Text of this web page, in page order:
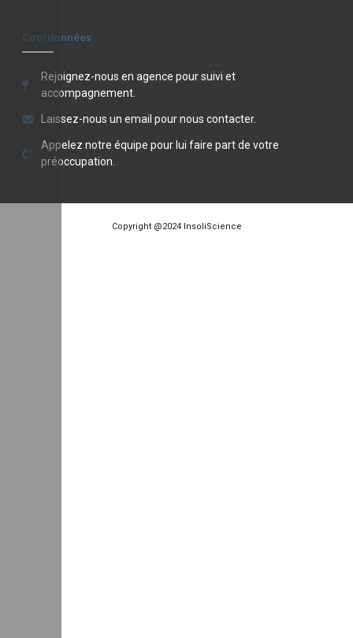
Coordonnées
Rejoignez-nous en agence pour suivi et
accompagnement.
Laissez-nous un email pour nous contacter.
Appelez notre équipe pour lui faire part de votre
préoccupation.
Copyright @2024 InsoliScience